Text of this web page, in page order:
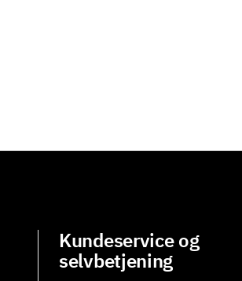
Kundeservice og
selvbetjening